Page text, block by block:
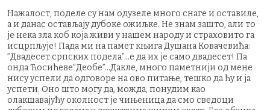
Нажалост, поделе су нам одузеле много снаге и оставиле,
а и данас остављају дубоке ожиљке. Не знам зашто, али то
је нека зла коб која живи у нашем народу и страховито га
исцрпљује! Пада ми на памет књига Душана Ковачевића:
”Двадесет српских подела”…е да их је само двадесет! Па
онда Ћосићеве”Деобе”…Дакле, много паметнији од мене
нису успели да одговоре на ово питање, тешко да ћу и ја
успети. Оно што могу да, можда, понудим као
олакшавајућу околност је чињеница да смо сведоци